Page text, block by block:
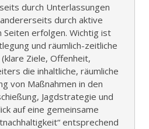
durch Unterlassungen
durch aktive
Seiten erfolgen. Wichtig ist
und räumlich-zeitliche
Ziele, Offenheit,
die inhaltliche, räumliche
von Maßnahmen in den
Jagdstrategie und
auf eine gemeinsame
entsprechend